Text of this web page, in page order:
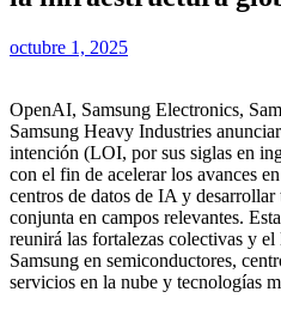
octubre 1, 2025
OpenAI, Samsung Electronics,
Samsung Heavy Industries
intención (LOI, por sus siglas en
con el fin de acelerar los avances
centros de datos de IA y
conjunta en campos relevantes.
reunirá las fortalezas colectivas y
Samsung en semiconductores,
servicios en la nube y tecnologías